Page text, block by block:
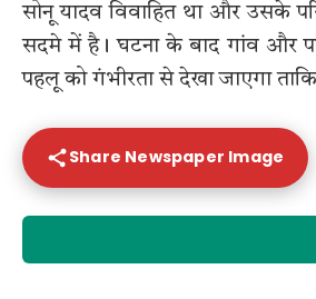
सोनू यादव विवाहित था और उसके
सदमे में है। घटना के बाद गांव और
पहलू को गंभीरता से देखा जाएगा
Share Newspaper Image